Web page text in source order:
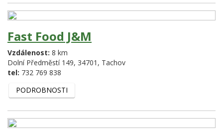
Fast Food J&M
Vzdálenost: 8 km
Dolní Předměstí 149, 34701, Tachov
tel: 732 769 838
PODROBNOSTI